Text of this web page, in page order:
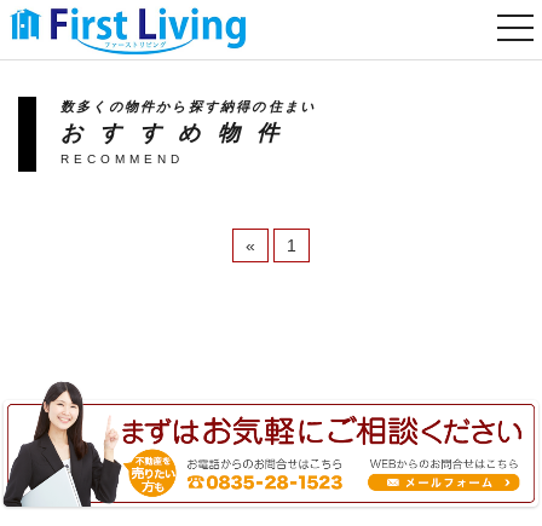
数多くの物件から探す納得の住まい
おすすめ物件
RECOMMEND
« 1